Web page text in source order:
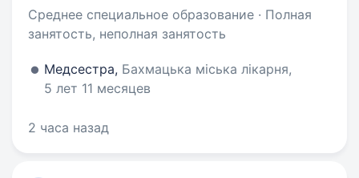
Среднее специальное образование · Полная
занятость, неполная занятость
Медсестра, Бахмацька міська лікарня,
5 лет 11 месяцев
2 часа назад